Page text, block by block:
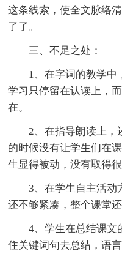
这条线索，使全文脉络
了了。
三、不足之处：
1、在字词的教学中
学习只停留在认读上，
在。
2、在指导朗读上，
的时候没有让学生们在
生显得被动，没有取得很
3、在学生自主活动
还不够紧凑，整个课堂
4、学生在总结课文
住关键词句去总结，语